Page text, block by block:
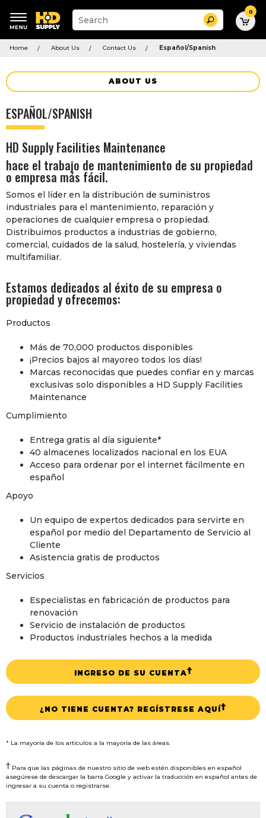
Suggested
keywords
Suggested
site
and
Search 0
Home About Us Contact Us Español/Spanish
ABOUT US
ESPAÑOL/SPANISH
HD Supply Facilities Maintenance
hace el trabajo de mantenimiento de su propiedad
o empresa más fácil.
Somos el líder en la distribución de suministros
industriales para el mantenimiento, reparación y
operaciones de cualquier empresa o propiedad.
Distribuimos productos a industrias de gobierno,
comercial, cuidados de la salud, hostelería, y viviendas
multifamiliar.
Estamos dedicados al éxito de su empresa o
propiedad y ofrecemos:
Productos
Más de 70,000 productos disponibles
¡Precios bajos al mayoreo todos los días!
Marcas reconocidas que puedes confiar en y marcas
exclusivas solo disponibles a HD Supply Facilities
Maintenance
Cumplimiento
Entrega gratis al día siguiente*
40 almacenes localizados nacional en los EUA
Acceso para ordenar por el internet fácilmente en
español
Apoyo
Un equipo de expertos dedicados para servirte en
español por medio del Departamento de Servicio al
Cliente
Asistencia gratis de productos
Servicios
Especialistas en fabricación de productos para
renovación
Servicio de instalación de productos
Productos industriales hechos a la medida
INGRESO DE SU CUENTA†
¿NO TIENE CUENTA? REGÍSTRESE AQUÍ†
* La mayoría de los artículos a la mayoría de las áreas.
† Para que las páginas de nuestro sitio de web estén disponibles en español
asegúrese de descargar la barra Google y activar la traducción en español antes de
ingresar a su cuenta o registrarse.